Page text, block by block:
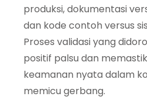
produksi, dokumentasi
dan kode contoh versus
Proses validasi yang
positif palsu dan
keamanan nyata dalam
memicu gerbang.